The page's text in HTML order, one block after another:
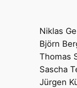
Niklas
Björn
Thomas
Sascha
Jürgen